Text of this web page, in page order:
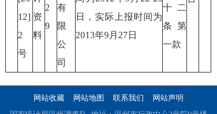
12]
2
号
资
料
2
9
有
限
公
司
日，实际上报时间为
2013年9月27 日
十二
条第
一款
网站收藏 网站地图 联系我们 网站声明